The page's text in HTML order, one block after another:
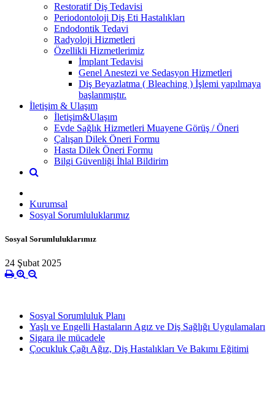
Restoratif Diş Tedavisi
Periodontoloji Diş Eti Hastalıkları
Endodontik Tedavi
Radyoloji Hizmetleri
Özellikli Hizmetlerimiz
İmplant Tedavisi
Genel Anestezi ve Sedasyon Hizmetleri
Diş Beyazlatma ( Bleaching ) İşlemi yapılmaya
başlanmıştır.
İletişim & Ulaşım
İletişim&Ulaşım
Evde Sağlık Hizmetleri Muayene Görüş / Öneri
Çalışan Dilek Öneri Formu
Hasta Dilek Öneri Formu
Bilgi Güvenliği İhlal Bildirim
Kurumsal
Sosyal Sorumluluklarımız
Sosyal Sorumluluklarımız
24 Şubat 2025
Sosyal Sorumluluk Planı
Yaşlı ve Engelli Hastaların Agız ve Diş Sağlığı Uygulamaları
Sigara ile mücadele
Çocukluk Çağı Ağız, Diş Hastalıkları Ve Bakımı Eğitimi